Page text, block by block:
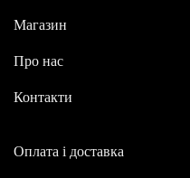
Магазин
Про нас
Контакти
Оплата і доставка